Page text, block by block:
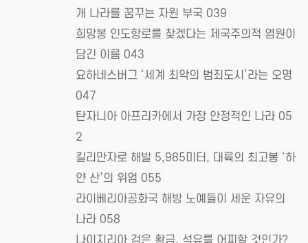
개 나라를 꿈꾸는 자원 부국 039
희망봉 인도항로를 찾겠다는 제국주의적 염원이
담긴 이름 043
요하네스버그 ‘세계 최악의 범죄도시’라는 오명
047
탄자니아 아프리카에서 가장 안정적인 나라 05
2
킬리만자로 해발 5,985미터, 대륙의 최고봉 ‘하
얀 산’의 위엄 055
라이베리아공화국 해방 노예들이 세운 자유의
나라 058
나이지리아 검은 황금, 석유를 어찌할 것인가?